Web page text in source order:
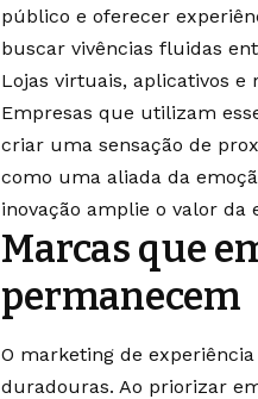
público e oferecer
buscar vivências fluidas
Lojas virtuais, aplicativos e
Empresas que utilizam
criar uma sensação de
como uma aliada da
inovação amplie o valor
Marcas que
permanecem
O marketing de
duradouras. Ao priorizar